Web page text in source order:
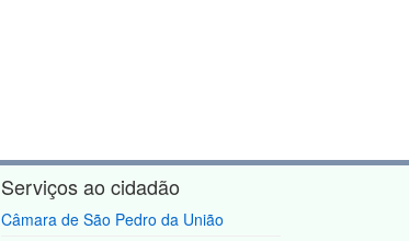
Serviços ao cidadão
Câmara de São Pedro da União